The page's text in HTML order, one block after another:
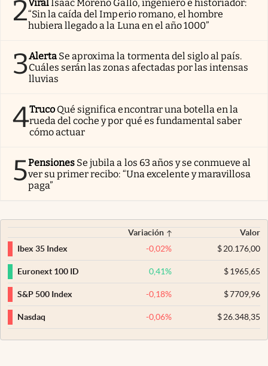
2Viral Isaac Moreno Gallo, ingeniero e historiador:
“Sin la caída del Imperio romano, el hombre
hubiera llegado a la Luna en el año 1000”
3Alerta Se aproxima la tormenta del siglo al país.
Cuáles serán las zonas afectadas por las intensas
lluvias
4Truco Qué significa encontrar una botella en la
rueda del coche y por qué es fundamental saber
cómo actuar
5Pensiones Se jubila a los 63 años y se conmueve al
ver su primer recibo: “Una excelente y maravillosa
paga”
Variación
Valor
Ibex 35 Index
-0,02% $20.176,00
Euronext 100 ID 0,41% $1965,65
S&P 500 Index -0,18% $7709,96
Nasdaq -0,06% $26.348,35